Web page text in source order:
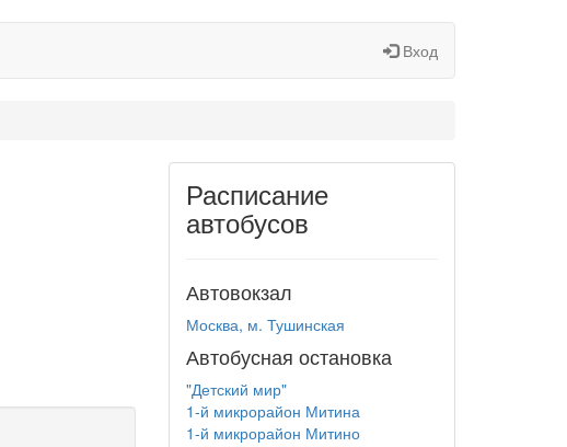
Вход
Расписание
автобусов
Автовокзал
Москва, м. Тушинская
Автобусная остановка
"Детский мир"
1-й микрорайон Митина
1-й микрорайон Митино